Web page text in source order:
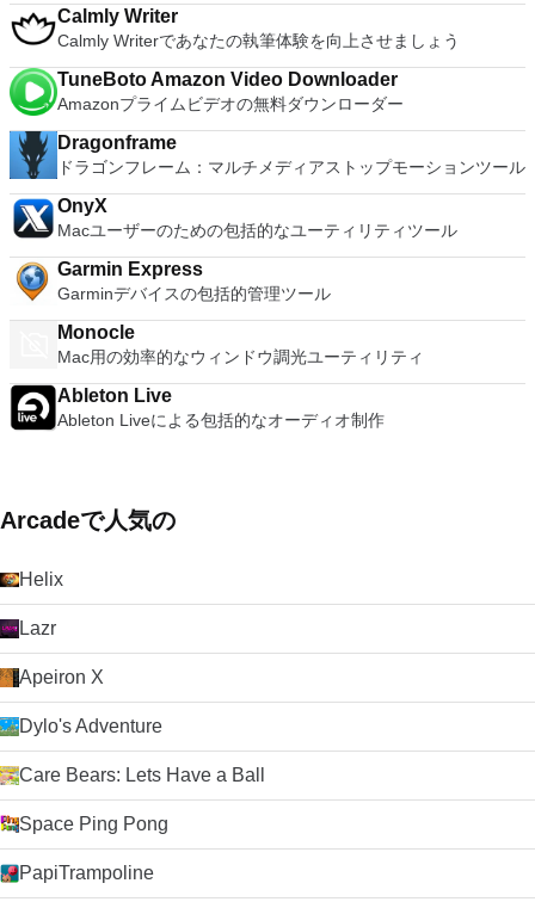
ウインドウズ10 Windows8.X。 Windows 7。 Windows XP。
Mac OS 10.12 Sierra。 Mac OS X 10.11 El Capitan。 Mac
OS X 10.10 Yosemite。 Mac OS X 10.9 Mavericks。
Ubuntu。 RedHat。 スーゼ。 Debian。 CentOS。 VMware
Fusion Proは、macOSで最高の仮想マシンモニターの1つとし
供します。このアプリは、あらゆるレベルの専門知識を持つユ
ーザーが非常に簡単にナビゲートできます。
Calmly Writer
Calmly Writerであなたの執筆体験を向上させましょう
TuneBoto Amazon Video Downloader
Amazonプライムビデオの無料ダウンローダー
Dragonframe
ドラゴンフレーム：マルチメディアストップモーションツール
OnyX
Macユーザーのための包括的なユーティリティツール
Garmin Express
Garminデバイスの包括的管理ツール
Monocle
Mac用の効率的なウィンドウ調光ユーティリティ
Ableton Live
Ableton Liveによる包括的なオーディオ制作
Arcadeで人気の
Helix
Lazr
Apeiron X
Dylo's Adventure
Care Bears: Lets Have a Ball
Space Ping Pong
PapiTrampoline